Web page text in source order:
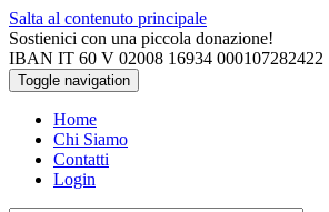
Salta al contenuto principale
Sostienici con una piccola donazione!
IBAN IT 60 V 02008 16934 000107282422
Toggle navigation
Home
Chi Siamo
Contatti
Login